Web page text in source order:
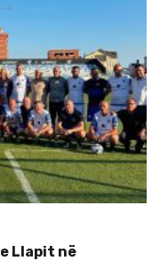
Llapit në